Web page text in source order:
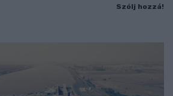
Szólj hozzá!